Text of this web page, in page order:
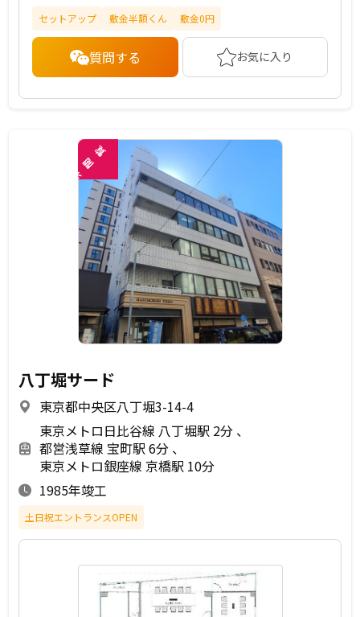
セットアップ 敷金半額くん 敷金0円
質問する お気に入り
未
閲
覧
八丁堀サード
東京都中央区八丁堀3-14-4
東京メトロ日比谷線 八丁堀駅 2分
都営浅草線 宝町駅 6分
東京メトロ銀座線 京橋駅 10分
1985年竣工
土日祝エントランスOPEN